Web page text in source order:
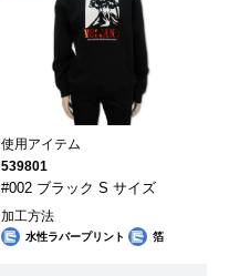
使用アイテム
539801
#002 ブラック S サイズ
加工方法
水性ラバープリント 箔